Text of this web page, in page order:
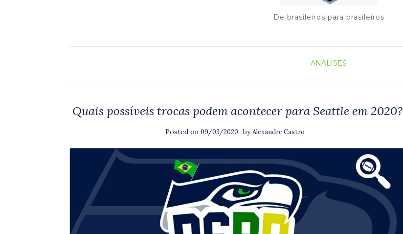
De brasileiros para brasileiros
ANÁLISES
Quais possíveis trocas podem acontecer para Seattle em 2020?
Posted on 09/03/2020 byAlexandre Castro